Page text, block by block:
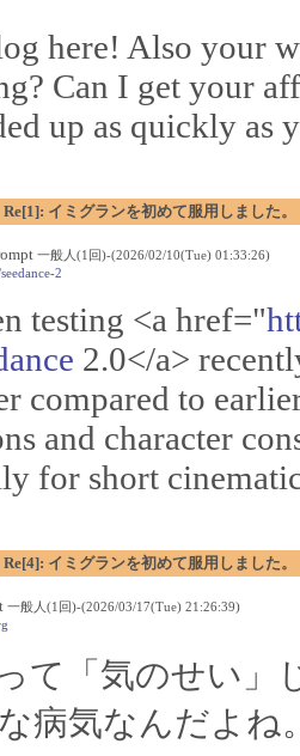
here! Also your
Can I get your
up as quickly as
Re[1]: イミグランを初めて服用しました。
一般人(1回)-(2026/02/10(Tue) 01:33:26)
2
testing <a href="
2.0</a>
compared to
and character
for short
Re[4]: イミグランを初めて服用しました。
一般人(1回)-(2026/03/17(Tue) 21:26:39)
て「気のせい」
病気なんだよね